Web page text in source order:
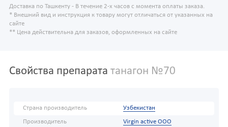
Доставка по Ташкенту - В течение 2-х часов с момента оплаты заказа.
* Внешний вид и инструкция к товару могут отличаться от указанных на
сайте
** Цена действительна для заказов, оформленных на сайте
Свойства препарата танагон №70
Страна производитель Узбекистан
Производитель Virgin active ООО